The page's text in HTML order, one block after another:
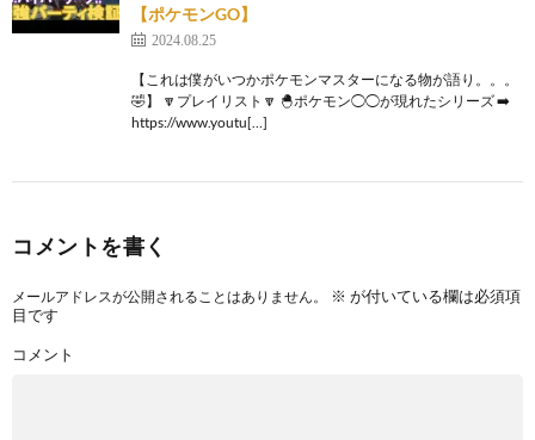
【ポケモンGO】
2024.08.25
【これは僕がいつかポケモンマスターになる物が語り。。。
🤣】 🔽プレイリスト🔽 🐣ポケモン◯◯が現れたシリーズ ➡️
https://www.youtu[…]
コメントを書く
メールアドレスが公開されることはありません。 ※ が付いている欄は必須項
目です
コメント